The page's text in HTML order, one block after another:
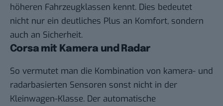
höheren Fahrzeugklassen kennt. Dies bedeutet
nicht nur ein deutliches Plus an Komfort, sondern
auch an Sicherheit.
Corsa mit Kamera und Radar
So vermutet man die Kombination von kamera- und
radarbasierten Sensoren sonst nicht in der
Kleinwagen-Klasse. Der automatische